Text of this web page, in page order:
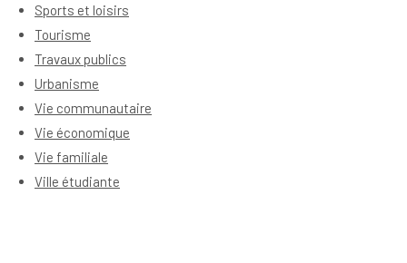
Sports et loisirs
Tourisme
Travaux publics
Urbanisme
Vie communautaire
Vie économique
Vie familiale
Ville étudiante